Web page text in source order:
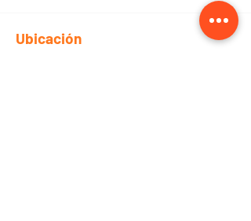
Ubicación